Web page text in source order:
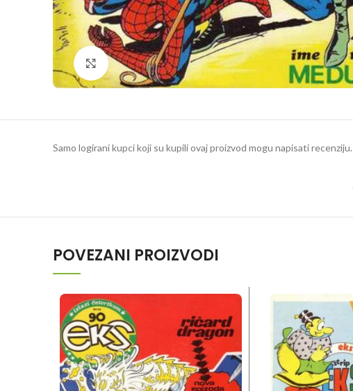
Klikni da povečaš
Samo logirani kupci koji su kupili ovaj proizvod mogu napisati recenziju.
POVEZANI PROIZVODI